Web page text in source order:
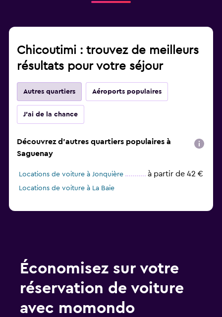
Chicoutimi : trouvez de meilleurs
résultats pour votre séjour
Autres quartiers Aéroports populaires
J'ai de la chance
Découvrez d'autres quartiers populaires à
Saguenay
Locations de voiture à Jonquière à partir de 42 €
Locations de voiture à La Baie
Économisez sur votre
réservation de voiture
avec momondo